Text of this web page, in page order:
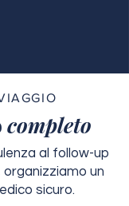
completo
al follow-up
un
sicuro.